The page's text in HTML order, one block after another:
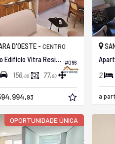
#066
D'OESTE - CENTRO
Apartamento no Edifício Vitra Residence
156,00 77,00
93
2
a
OPORTUNIDADE ÚNICA